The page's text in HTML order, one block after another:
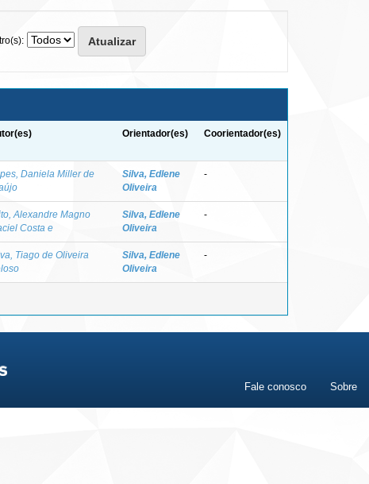
Orientador(es) Coorientador(es)
Daniela Miller de
Silva, Edlene
Oliveira
-
Alexandre Magno
Costa e
Silva, Edlene
Oliveira
-
Tiago de Oliveira
Silva, Edlene
Oliveira
-
Fale conosco Sobre